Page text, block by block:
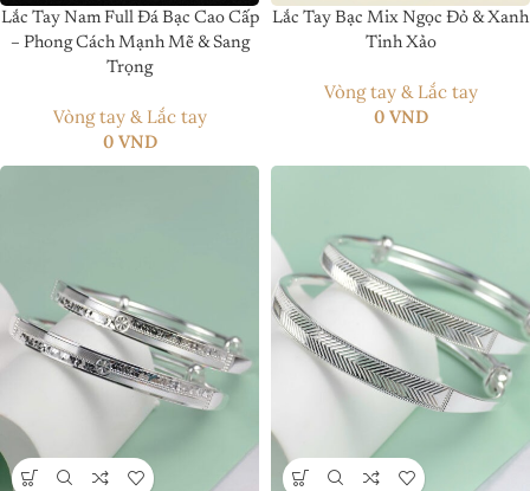
Lắc Tay Nam Full Đá Bạc Cao Cấp
– Phong Cách Mạnh Mẽ & Sang
Trọng
Vòng tay & Lắc tay
0 VND
Lắc Tay Bạc Mix Ngọc Đỏ & Xanh
Tinh Xảo
Vòng tay & Lắc tay
0 VND